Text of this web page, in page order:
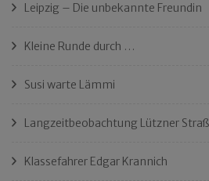
Leipzig – Die unbekannte Freundin
Kleine Runde durch …
Susi warte Lämmi
Langzeitbeobachtung Lützner
Klassefahrer Edgar Krannich